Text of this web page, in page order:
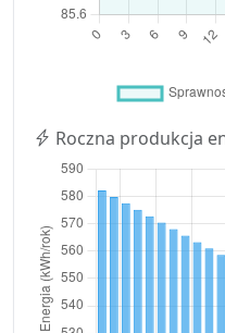
Roczna produkcja